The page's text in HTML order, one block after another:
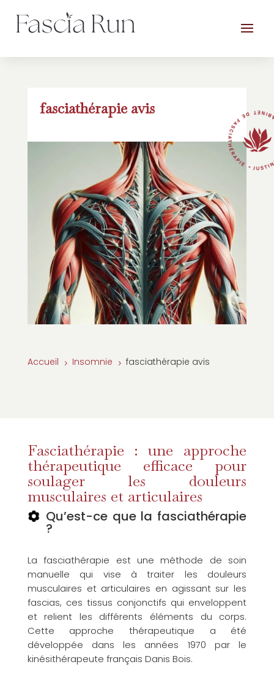
fasciathérapie avis
Accueil 5 Insomnie 5 fasciathérapie avis
Fasciathérapie : une approche
thérapeutique efficace pour
soulager les douleurs
musculaires et articulaires
Qu’est-ce que la fasciathérapie
?
La fasciathérapie est une méthode de soin
manuelle qui vise à traiter les douleurs
musculaires et articulaires en agissant sur les
fascias, ces tissus conjonctifs qui enveloppent
et relient les différents éléments du corps.
Cette approche thérapeutique a été
développée dans les années 1970 par le
kinésithérapeute français Danis Bois.